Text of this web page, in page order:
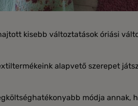
kisebb változtatások óriási
alapvető szerepet
módja annak,